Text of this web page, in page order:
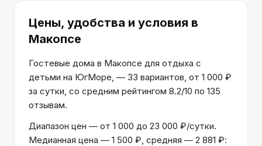
Цены, удобства и условия в
Макопсе
Гостевые дома в Макопсе для отдыха с
детьми на ЮгМоре, — 33 вариантов, от 1 000 ₽
за сутки, со средним рейтингом 8.2/10 по 135
отзывам.
Диапазон цен — от 1 000 до 23 000 ₽/сутки.
Медианная цена — 1 500 ₽, средняя — 2 881 ₽: